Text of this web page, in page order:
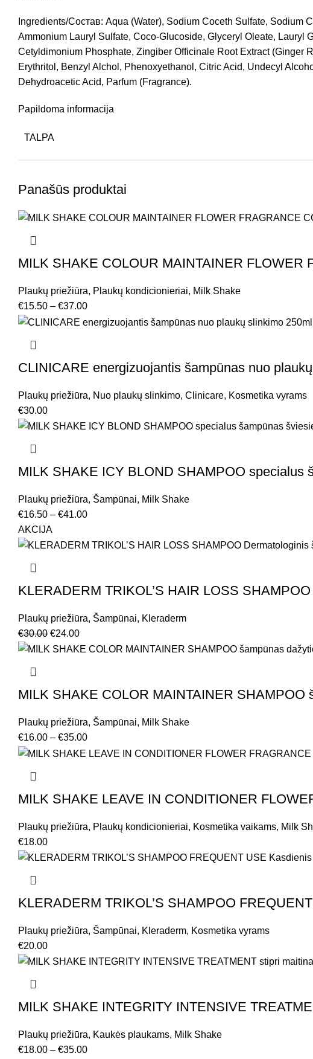
Ingredients/Состав: Aqua (Water), Sodium Coceth Sulfate,
Ammonium Lauryl Sulfate, Coco-Glucoside, Glyceryl Oleate, Lauryl
Cetyldimonium Phosphate, Zingiber Officinale Root Extract (Ginger
Erythritol, Benzyl Alchol, Phenoxyethanol, Citric Acid, Undecyl
Dehydroacetic Acid, Parfum (Fragrance).
Papildoma informacija
TALPA
Panašūs produktai
MILK SHAKE COLOUR MAINTAINER FLOWER
Plaukų priežiūra, Plaukų kondicionieriai, Milk Shake
€15.50 – €37.00
CLINICARE energizuojantis šampūnas nuo
Plaukų priežiūra, Nuo plaukų slinkimo, Clinicare, Kosmetika vyrams
€30.00
MILK SHAKE ICY BLOND SHAMPOO specialus
Plaukų priežiūra, Šampūnai, Milk Shake
€16.50 – €41.00
AKCIJA
KLERADERM TRIKOL’S HAIR LOSS
Plaukų priežiūra, Šampūnai, Kleraderm
€30.00 €24.00
MILK SHAKE COLOR MAINTAINER SHAMPOO
Plaukų priežiūra, Šampūnai, Milk Shake
€16.00 – €35.00
MILK SHAKE LEAVE IN CONDITIONER
Plaukų priežiūra, Plaukų kondicionieriai, Kosmetika vaikams, Milk
€18.00
KLERADERM TRIKOL’S SHAMPOO
Plaukų priežiūra, Šampūnai, Kleraderm, Kosmetika vyrams
€20.00
MILK SHAKE INTEGRITY INTENSIVE
Plaukų priežiūra, Kaukės plaukams, Milk Shake
€18.00 – €35.00